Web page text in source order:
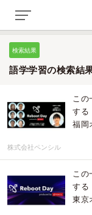
検索結果
語学学習の検索結
この
する
福岡
株式会社ペンシル
この
する
東京